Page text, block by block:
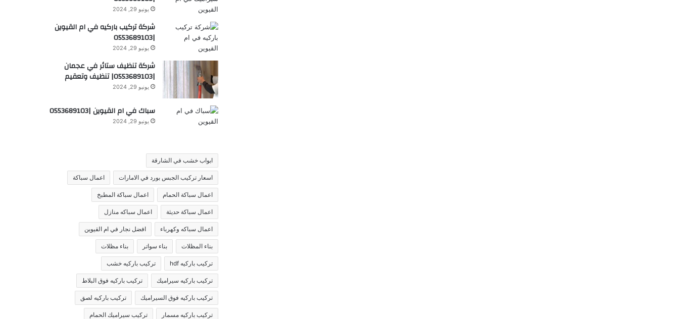
يونيو 29, 2024
شركة تركيب باركيه في ام القيوين
|0553689103
يونيو 29, 2024
شركة تنظيف ستائر في عجمان
|0553689103| تنظيف وتعقيم
يونيو 29, 2024
سباك في ام القيوين |0553689103
يونيو 29, 2024
ابواب خشب في الشارقة
اسعار تركيب الجبس بورد في الامارات اعمال سباكة
اعمال سباكة الحمام اعمال سباكة المطبخ
اعمال سباكة حديثة اعمال سباكه منازل
اعمال سباكه وكهرباء افضل نجار في ام القيوين
بناء المظلات بناء سواتر بناء مظلات
تركيب باركيه hdf تركيب باركيه خشب
تركيب باركيه سيراميك تركيب باركيه فوق البلاط
تركيب باركيه فوق السيراميك تركيب باركيه لصق
تركيب باركيه مسمار تركيب سيراميك الحمام